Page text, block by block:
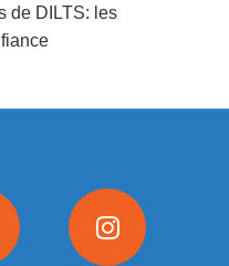
de DILTS: les